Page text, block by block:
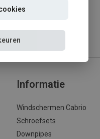
Informatie
Windschermen Cabrio
Schroefsets
Downpipes